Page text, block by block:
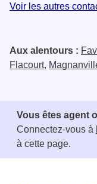
Voir les autres
Aux alentours :
Flacourt,
Vous êtes agent
Connectez-vous à
à cette page.